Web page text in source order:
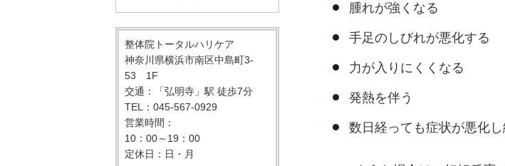
腫れが強くなる
手足のしびれが悪化する
力が入りにくくなる
発熱を伴う
数日経っても症状が悪化し
整体院トータルハリケア
神奈川県横浜市南区中島町3-
53 1F
交通：「弘明寺」駅 徒歩7分
TEL：045-567-0929
営業時間：
10：00～19：00
定休日：日・月